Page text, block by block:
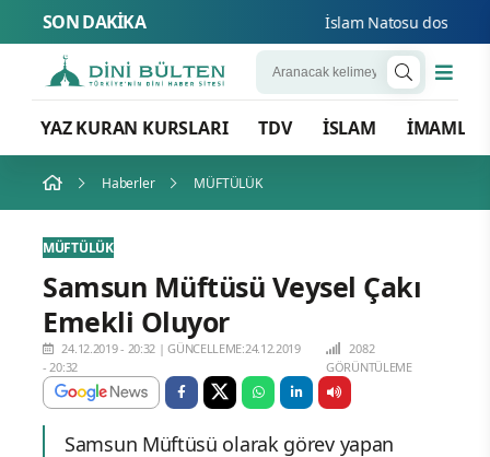
SON DAKİKA İslam Natosu dosta
YAZ KURAN KURSLARI TDV İSLAM İMAMLAR
Haberler MÜFTÜLÜK
MÜFTÜLÜK
Samsun Müftüsü Veysel Çakı
Emekli Oluyor
24.12.2019 - 20:32 |GÜNCELLEME:24.12.2019
- 20:32
2082
GÖRÜNTÜLEME
Samsun Müftüsü olarak görev yapan